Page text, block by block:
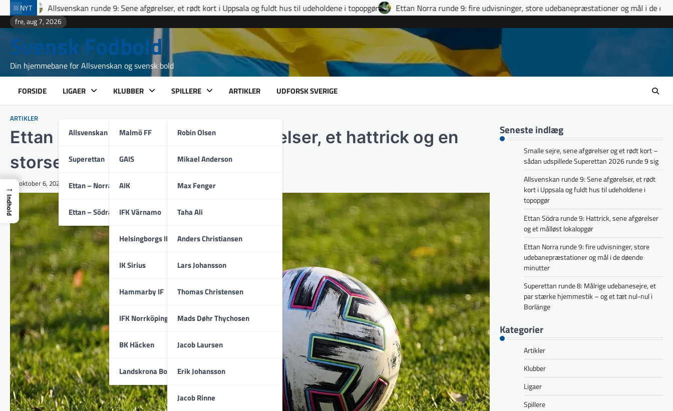
Skip
to
content
NYT
runde 9: Sene afgørelser, et rødt kort i Uppsala og fuldt hus til udeholdene i topopgør Ettan Norra runde 9: fire udvisninger, store udebanepræstationer og mål i de døende minutter Ettan
fre, aug 7, 2026
Svensk Fodbold
Din hjemmebane for Allsvenskan og svensk bold
FORSIDE LIGAER
Allsvenskan
Superettan
Ettan – Norra
Ettan – Södra
KLUBBER
Malmö FF
GAIS
AIK
IFK Värnamo
Helsingborgs IF
IK Sirius
Hammarby IF
IFK Norrköping
BK Häcken
Landskrona BoIS
SPILLERE
Robin Olsen
Mikael Anderson
Max Fenger
Taha Ali
Anders Christiansen
Lars Johansson
Thomas Christensen
Mads Døhr Thychosen
Jacob Laursen
Erik Johansson
Jacob Rinne
ARTIKLER UDFORSK SVERIGE
ARTIKLER
Ettan Norra runde 25: Sene afgørelser, et hattrick og en
storsejr prægede weekenden
oktober 6, 2025
Seneste indlæg
Smalle sejre, sene afgørelser og et rødt kort –
sådan udspillede Superettan 2026 runde 9 sig
Allsvenskan runde 9: Sene afgørelser, et rødt
kort i Uppsala og fuldt hus til udeholdene i
topopgør
Ettan Södra runde 9: Hattrick, sene afgørelser
og et målløst lokalopgør
Ettan Norra runde 9: fire udvisninger, store
udebanepræstationer og mål i de døende
minutter
Superettan runde 8: Målrige udebanesejre, et
par stærke hjemmestik – og et tæt nul-nul i
Borlänge
Kategorier
Artikler
Klubber
Ligaer
Spillere
→
Indhold